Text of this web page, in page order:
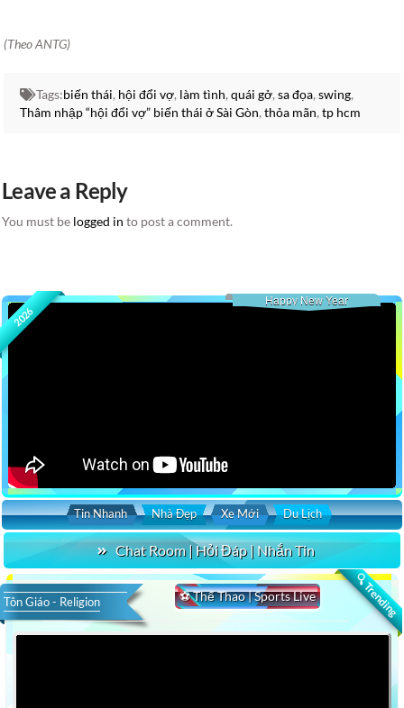
(Theo ANTG)
Tags:biến thái, hội đổi vợ, làm tình, quái gở, sa đọa, swing,
Thâm nhập “hội đổi vợ” biến thái ở Sài Gòn, thỏa mãn, tp hcm
Leave a Reply
You must be logged in to post a comment.
2026
Happy New Year
Tin Nhanh Nhà Đẹp Xe Mới Du Lịch
Chat Room | Hỏi Đáp | Nhắn Tin
🔍 Trending
⚽ Thể Thao | Sports Live
Tôn Giáo - Religion